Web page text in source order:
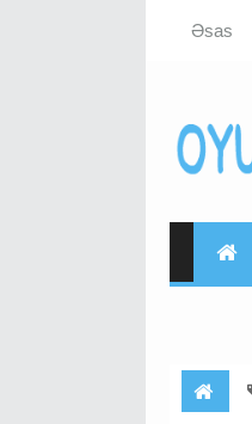
Əsas